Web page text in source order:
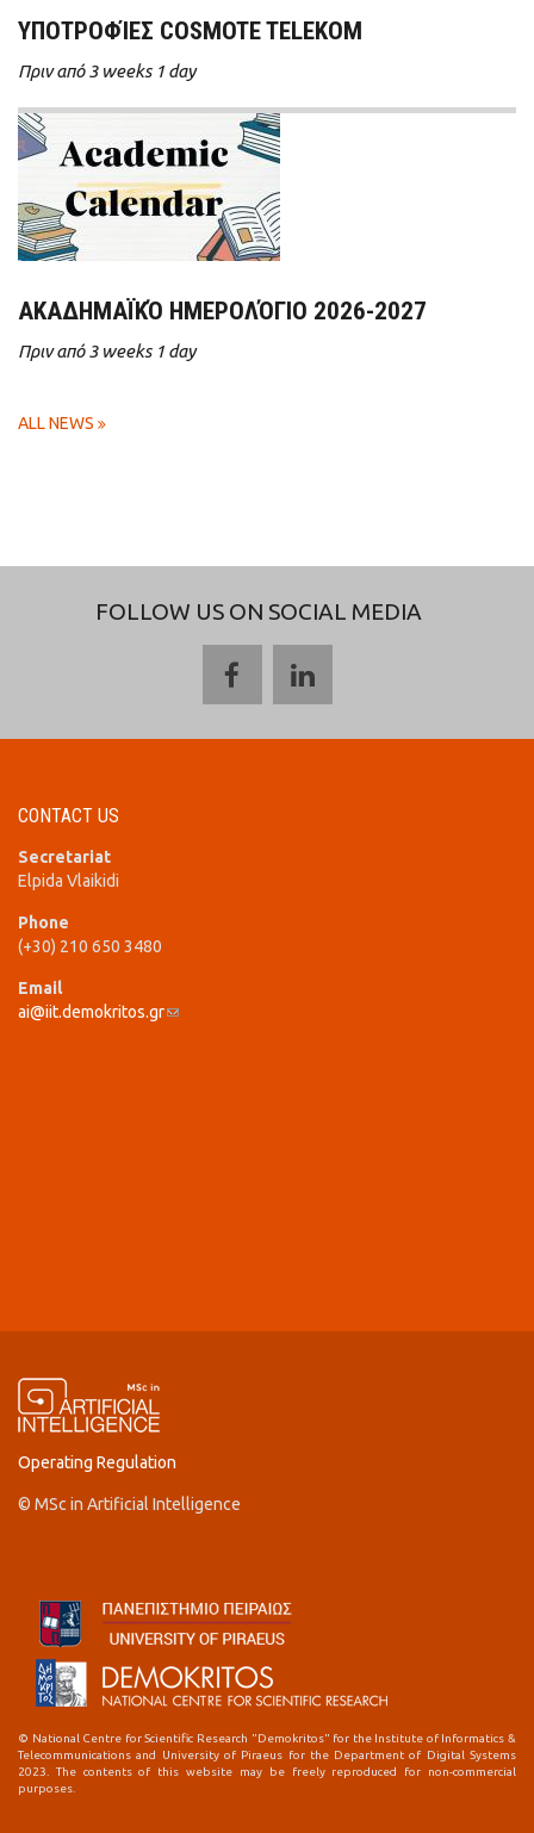
ΥΠΟΤΡΟΦΊΕΣ COSMOTE TELEKOM
Πριν από 3 weeks 1 day
ΑΚΑΔΗΜΑΪΚΌ ΗΜΕΡΟΛΌΓΙΟ 2026-2027
Πριν από 3 weeks 1 day
ALL NEWS
FOLLOW US ON SOCIAL MEDIA
CONTACT US
Secretariat
Elpida Vlaikidi
Phone
(+30) 210 650 3480
Email
ai@iit.demokritos.gr(link sends e-mail)
Operating Regulation
© MSc in Artificial Intelligence
© National Centre for Scientific Research "Demokritos" for the Institute of Informatics &
Telecommunications and University of Piraeus for the Department of Digital Systems
2023. The contents of this website may be freely reproduced for non-commercial
purposes.